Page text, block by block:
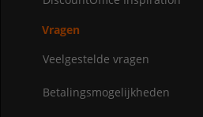
Vragen
Veelgestelde vragen
Betalingsmogelijkheden